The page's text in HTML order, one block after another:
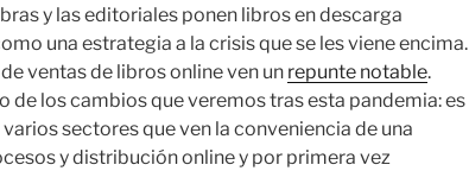
y las editoriales ponen libros en descarga
una estrategia a la crisis que se les viene encima.
ventas de libros online ven un repunte notable.
de los cambios que veremos tras esta pandemia: es
sectores que ven la conveniencia de una
y distribución online y por primera vez